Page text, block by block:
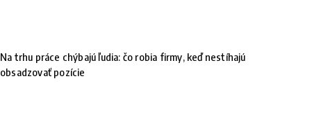
Na trhu práce chýbajú ľudia: čo robia firmy, keď nestíhajú
obsadzovať pozície